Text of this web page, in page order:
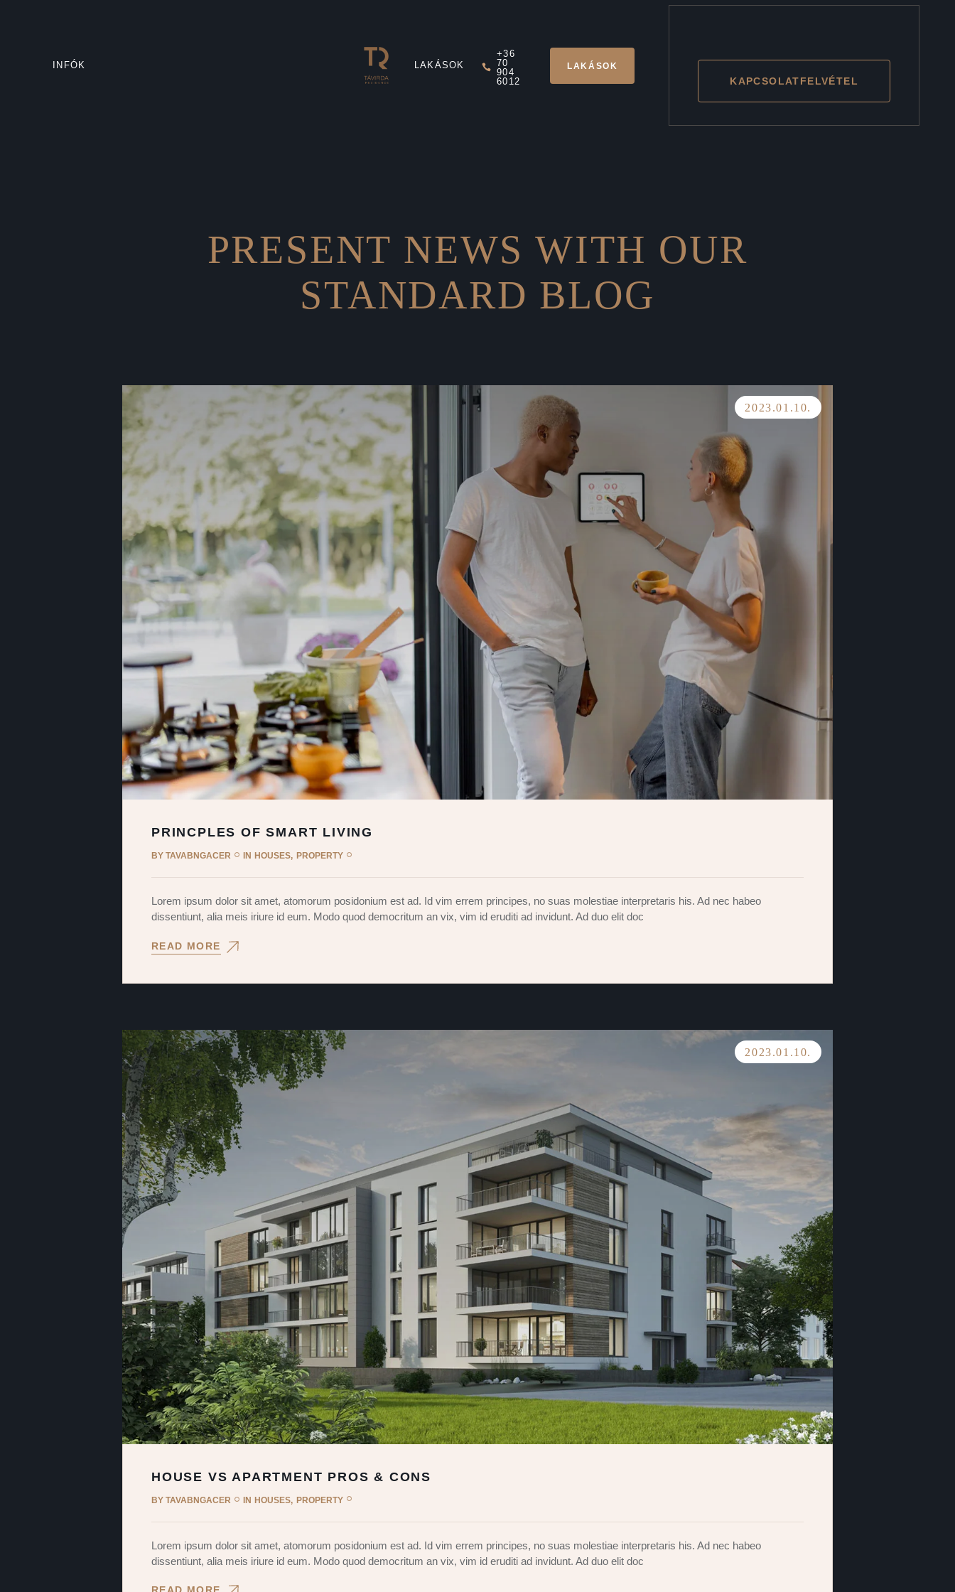
INFÓK LAKÁSOK
+36
70
904
6012
LAKÁSOK
KAPCSOLATFELVÉTEL
PRESENT NEWS WITH OUR
STANDARD BLOG
2023.01.10.
PRINCPLES OF SMART LIVING
BY TAVABNGACER IN HOUSES PROPERTY
Lorem ipsum dolor sit amet, atomorum posidonium est ad. Id vim errem principes, no suas molestiae interpretaris his. Ad nec habeo
dissentiunt, alia meis iriure id eum. Modo quod democritum an vix, vim id eruditi ad invidunt. Ad duo elit doc
READ MORE
2023.01.10.
HOUSE VS APARTMENT PROS & CONS
BY TAVABNGACER IN HOUSES PROPERTY
Lorem ipsum dolor sit amet, atomorum posidonium est ad. Id vim errem principes, no suas molestiae interpretaris his. Ad nec habeo
dissentiunt, alia meis iriure id eum. Modo quod democritum an vix, vim id eruditi ad invidunt. Ad duo elit doc